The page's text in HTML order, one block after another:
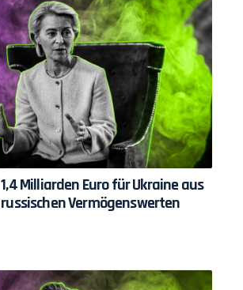
1,4 Milliarden Euro für Ukraine aus
russischen Vermögenswerten